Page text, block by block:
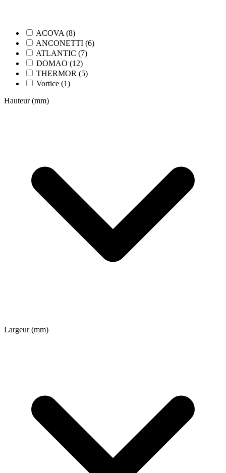
ACOVA (8)
ANCONETTI (6)
ATLANTIC (7)
DOMAO (12)
THERMOR (5)
Vortice (1)
Hauteur (mm)
Largeur (mm)